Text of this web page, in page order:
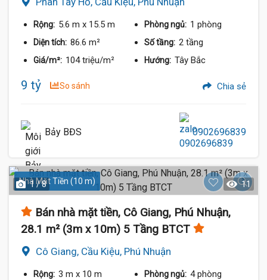
Rộng: 5.6 m x 15.5 m Phòng ngủ: 1 phòng
Diện tích: 86.6 m² Số tầng: 2 tầng
Giá/m²: 104 triệu/m² Hướng: Tây Bắc
9 tỷ So sánh Chia sẻ
Bảy BĐS 0902696839
Nhà Mặt Tiền (10 m)
1 / 8 11
Bán nhà mặt tiền, Cô Giang, Phú Nhuận,
28.1 m² (3m x 10m) 5 Tầng BTCT
Cô Giang, Cầu Kiệu, Phú Nhuận
Rộng: 3 m x 10 m Phòng ngủ: 4 phòng